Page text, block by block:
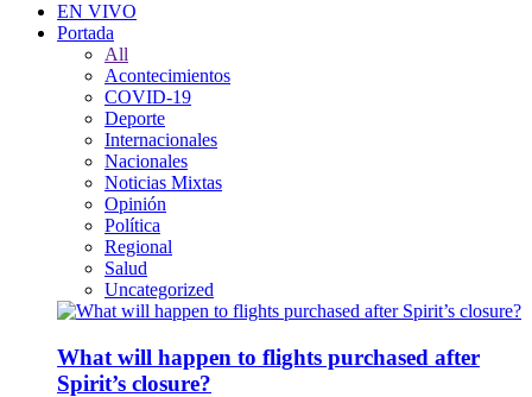
EN VIVO
Portada
All
Acontecimientos
COVID-19
Deporte
Internacionales
Nacionales
Noticias Mixtas
Opinión
Política
Regional
Salud
Uncategorized
What will happen to flights purchased after
Spirit’s closure?